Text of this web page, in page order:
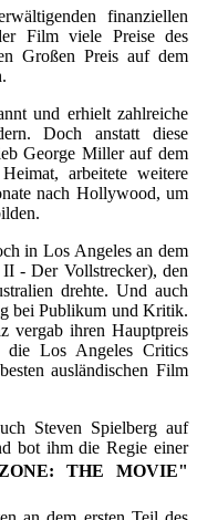
finanziellen
Film viele Preise des
Großen Preis auf dem
und erhielt zahlreiche
Doch anstatt diese
George Miller auf dem
arbeitete weitere
nach Hollywood, um
in Los Angeles an dem
- Der Vollstrecker), den
drehte. Und auch
bei Publikum und Kritik.
vergab ihren Hauptpreis
die Los Angeles Critics
ausländischen Film
Steven Spielberg auf
bot ihm die Regie einer
THE MOVIE"